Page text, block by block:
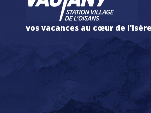
vos vacances au cœur de l'Isère